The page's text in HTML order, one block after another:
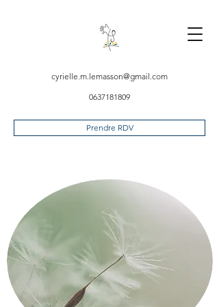
cyrielle.m.lemasson@gmail.com
0637181809
Prendre RDV